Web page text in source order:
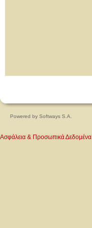
Powered by Softways S.A.
Ασφάλεια & Προσωπικά Δεδομένα